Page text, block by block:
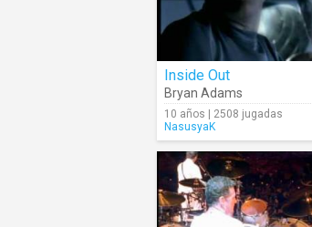
Inside Out
Bryan Adams
10 años | 2508 jugadas
NasusyaK